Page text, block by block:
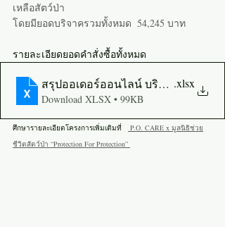
เหลือสัตว์ป่า
โดยมียอดบริจาครวมทั้งหมด  54,245 บาท
รายละเอียดยอดคำสั่งซื้อทั้งหมด
สรุปออเดอร์ออนไลน์ บริจาคเงิน5บาท
.xlsx
Download XLSX • 99KB
ศึกษารายละเอียดโครงการเพิ่มเติมที่
P.O. CARE x มูลนิธิช่วย
ชีวิตสัตว์ป่า “Protection For Protection”